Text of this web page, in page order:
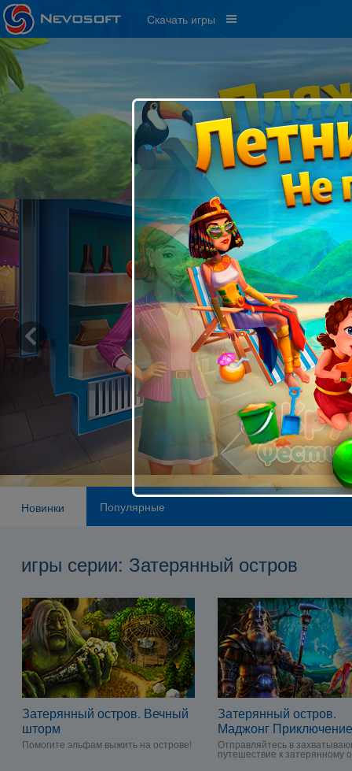
Скачать игры
Новинки Популярные
игры серии: Затерянный остров
Затерянный остров. Вечный
шторм
Помогите эльфам выжить на острове!
Затерянный остров.
Маджонг Приключение
Отправляйтесь в
путешествие к затерянному